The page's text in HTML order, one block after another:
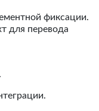
фиксации.
для перевода